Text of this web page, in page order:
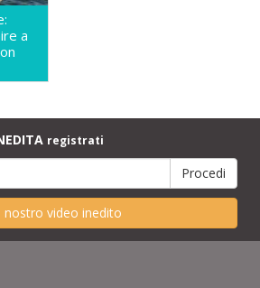
a
registrati
nostro video inedito